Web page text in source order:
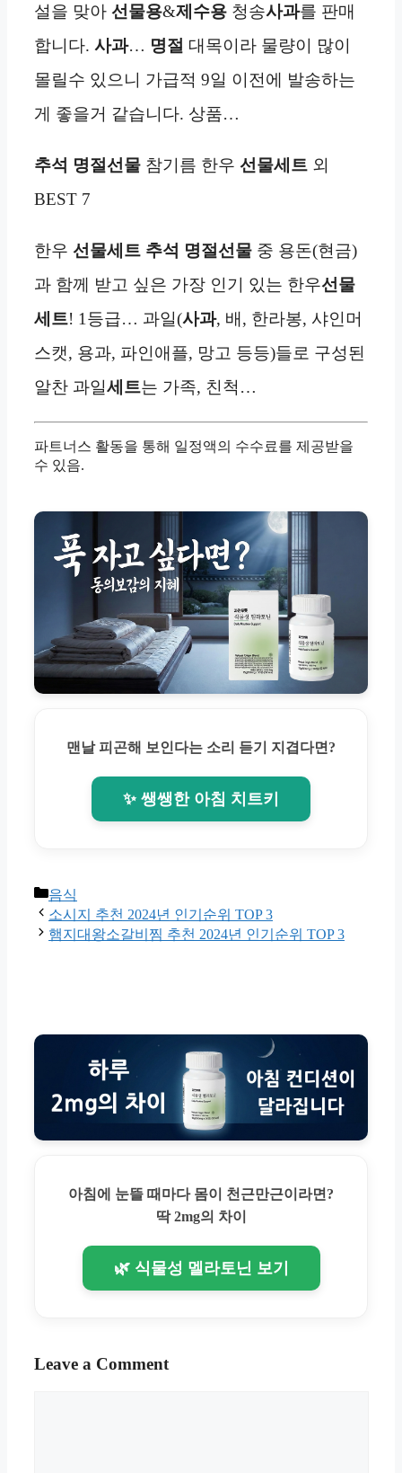
설을 맞아 선물용&제수용 청송사과를 판매
합니다. 사과… 명절 대목이라 물량이 많이
몰릴수 있으니 가급적 9일 이전에 발송하는
게 좋을거 같습니다. 상품…
추석 명절선물 참기름 한우 선물세트 외
BEST 7
한우 선물세트 추석 명절선물 중 용돈(현금)
과 함께 받고 싶은 가장 인기 있는 한우선물
세트! 1등급… 과일(사과, 배, 한라봉, 샤인머
스캣, 용과, 파인애플, 망고 등등)들로 구성된
알찬 과일세트는 가족, 친척…
파트너스 활동을 통해 일정액의 수수료를 제공받을
수 있음.
맨날 피곤해 보인다는 소리 듣기 지겹다면?
✨ 쌩쌩한 아침 치트키
Categories
음식
소시지 추천 2024년 인기순위 TOP 3
햄지대왕소갈비찜 추천 2024년 인기순위 TOP 3
아침에 눈뜰 때마다 몸이 천근만근이라면?
딱 2mg의 차이
🌿 식물성 멜라토닌 보기
Leave a Comment